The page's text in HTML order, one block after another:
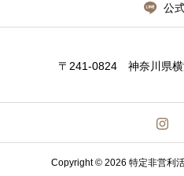
公
〒241-0824 神奈川県横
Copyright © 2026 特定非営利